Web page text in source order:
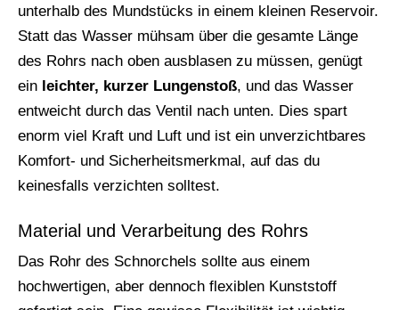
unterhalb des Mundstücks in einem kleinen Reservoir.
Statt das Wasser mühsam über die gesamte Länge
des Rohrs nach oben ausblasen zu müssen, genügt
ein leichter, kurzer Lungenstoß, und das Wasser
entweicht durch das Ventil nach unten. Dies spart
enorm viel Kraft und Luft und ist ein unverzichtbares
Komfort- und Sicherheitsmerkmal, auf das du
keinesfalls verzichten solltest.
Material und Verarbeitung des Rohrs
Das Rohr des Schnorchels sollte aus einem
hochwertigen, aber dennoch flexiblen Kunststoff